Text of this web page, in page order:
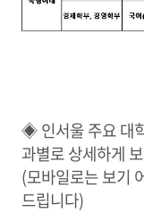
◈ 인서울 주요 대
과별로 상세하게
(모바일로는 보기
드립니다)